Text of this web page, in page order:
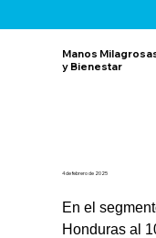
Manos
y Bienestar
4 de febrero de 2025
En el
Honduras al